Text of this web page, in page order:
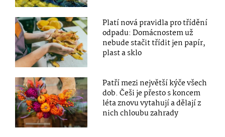
Platí nová pravidla pro třídění
odpadu: Domácnostem už
nebude stačit třídit jen papír,
plast a sklo
Patří mezi největší kýče všech
dob. Češi je přesto s koncem
léta znovu vytahují a dělají z
nich chloubu zahrady